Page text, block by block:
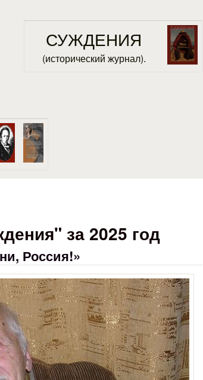
СУЖДЕНИЯ
(исторический журнал).
за 2025 год
Россия!»